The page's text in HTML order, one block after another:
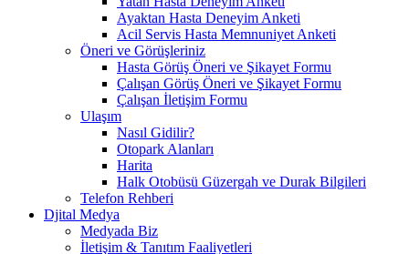
Ayaktan Hasta Deneyim Anketi
Acil Servis Hasta Memnuniyet Anketi
Öneri ve Görüşleriniz
Hasta Görüş Öneri ve Şikayet Formu
Çalışan Görüş Öneri ve Şikayet Formu
Çalışan İletişim Formu
Ulaşım
Nasıl Gidilir?
Otopark Alanları
Harita
Halk Otobüsü Güzergah ve Durak Bilgileri
Telefon Rehberi
Djital Medya
Medyada Biz
İletişim & Tanıtım Faaliyetleri